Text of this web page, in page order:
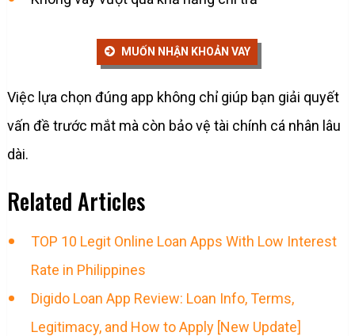
MUỐN NHẬN KHOẢN VAY
Việc lựa chọn đúng app không chỉ giúp bạn giải quyết
vấn đề trước mắt mà còn bảo vệ tài chính cá nhân lâu
dài.
Related Articles
TOP 10 Legit Online Loan Apps With Low Interest
Rate in Philippines
Digido Loan App Review: Loan Info, Terms,
Legitimacy, and How to Apply [New Update]